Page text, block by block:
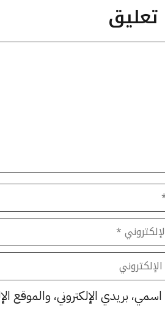
بريدي الإلكتروني، والموقع